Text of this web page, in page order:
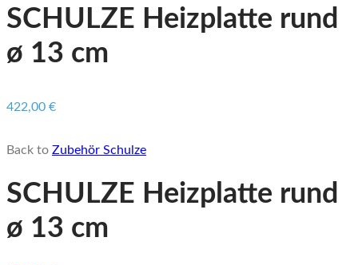
SCHULZE Heizplatte rund
ø 13 cm
422,00 €
Back to Zubehör Schulze
SCHULZE Heizplatte rund
ø 13 cm